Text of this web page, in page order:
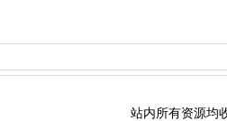
站内所有资源均